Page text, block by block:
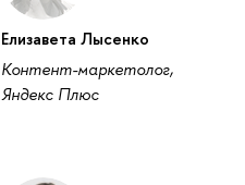
Елизавета Лысенко
Контент-маркетолог,
Яндекс Плюс